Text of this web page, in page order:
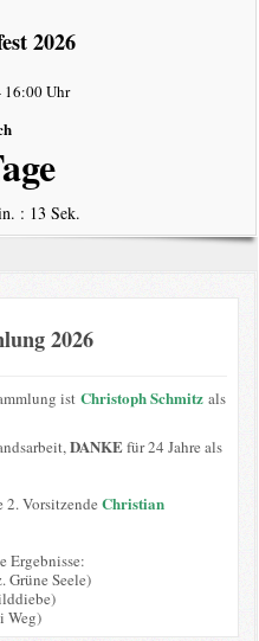
2026
16:00 Uhr
: 13 Sek.
2026
ist Christoph Schmitzals
DANKEfür 24 Jahre als
2. Vorsitzende Christian
Ergebnisse:
Grüne Seele)
Weg)